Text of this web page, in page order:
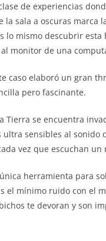
de experiencias
la sala a oscuras marca
lo mismo descubrir esta
monitor de una
caso elaboró un gran
pero fascinante.
Tierra se encuentra
ultra sensibles al sonido
vez que escuchan un
herramienta para
el mínimo ruido con el
te devoran y son